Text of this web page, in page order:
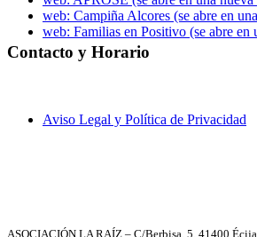
web: Campiña Alcores (se abre en
web: Familias en Positivo (se abre en
Contacto y Horario
Aviso Legal y Política de Privacidad
ASOCIACIÓN LA RAÍZ – C/Berbisa, 5, 41400 Écija